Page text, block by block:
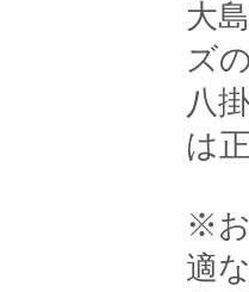
大
ズ
八
は
※お
適